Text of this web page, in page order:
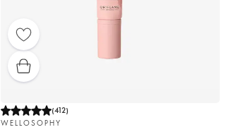
(412)
WELLOSOPHY